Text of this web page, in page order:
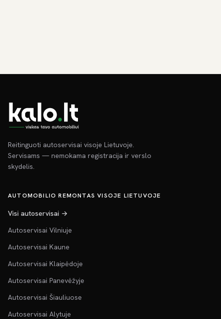
Reitinguoti autoservisai visoje Lietuvoje.
Servisams — nemokama registracija ir verslo
skydelis.
AUTOMOBILIO REMONTAS VISOJE LIETUVOJE
Visi autoservisai →
Autoservisai Vilniuje
Autoservisai Kaune
Autoservisai Klaipėdoje
Autoservisai Panevėžyje
Autoservisai Šiauliuose
Autoservisai Alytuje